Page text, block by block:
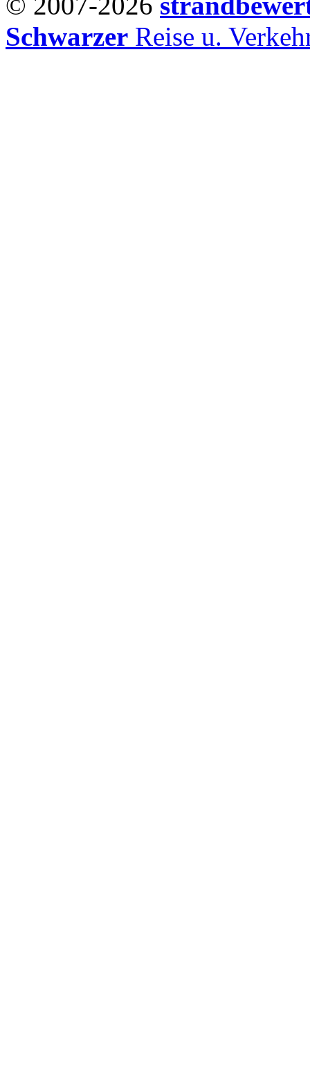
Schwarzer Reise u.